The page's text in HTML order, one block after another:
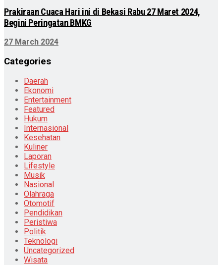
Prakiraan Cuaca Hari ini di Bekasi Rabu 27 Maret 2024,
Begini Peringatan BMKG
27 March 2024
Categories
Daerah
Ekonomi
Entertainment
Featured
Hukum
Internasional
Kesehatan
Kuliner
Laporan
Lifestyle
Musik
Nasional
Olahraga
Otomotif
Pendidikan
Peristiwa
Politik
Teknologi
Uncategorized
Wisata